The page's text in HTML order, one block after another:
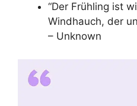
“Der Frühling ist
Windhauch, der
– Unknown